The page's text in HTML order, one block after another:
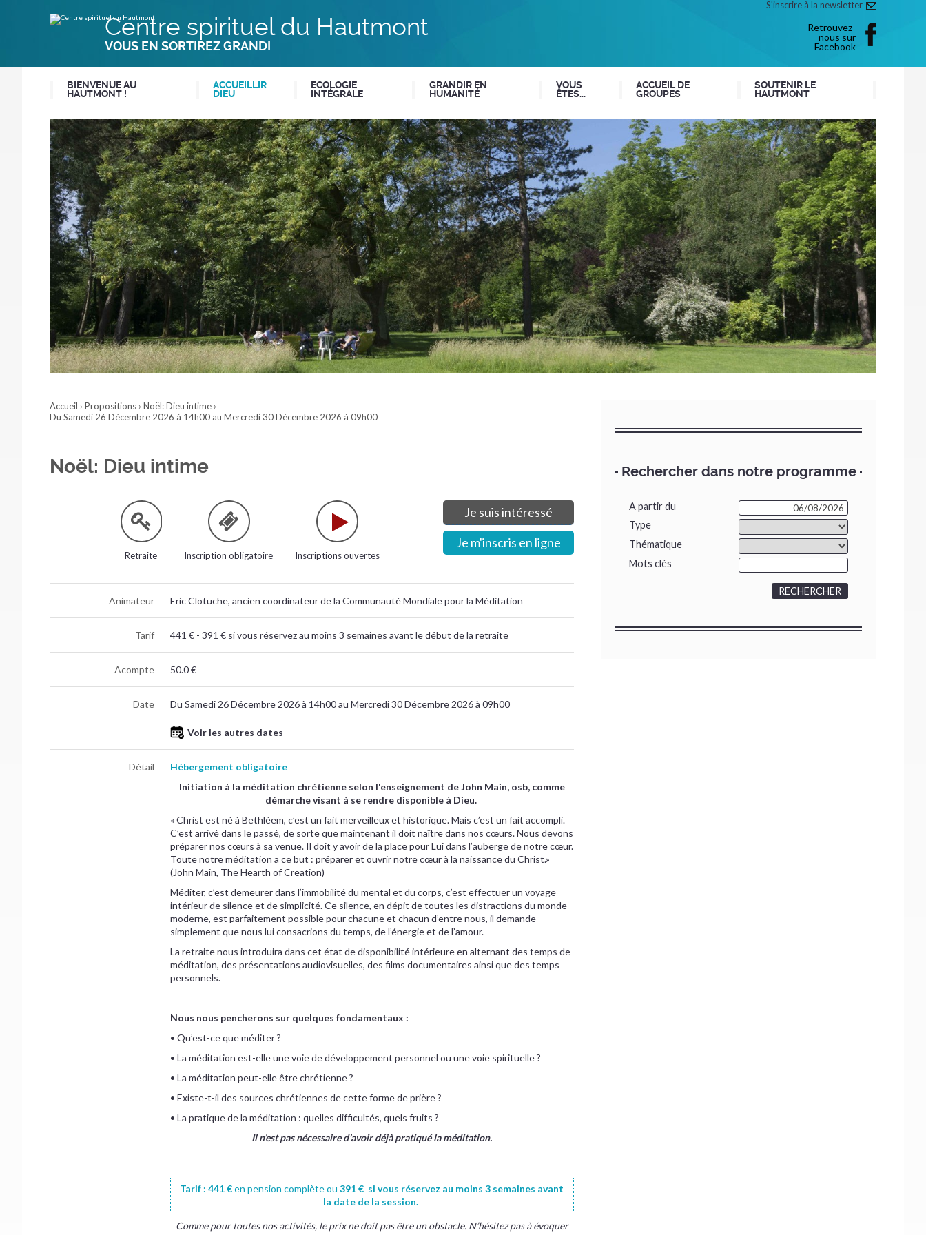
contenu.
S'inscrire à la newsletter
Retrouvez-
nous sur
Facebook
Centre spirituel du Hautmont
VOUS EN SORTIREZ GRANDI
BIENVENUE AU
HAUTMONT !
ACCUEILLIR
DIEU
ECOLOGIE
INTÉGRALE
GRANDIR EN
HUMANITÉ
VOUS
ÊTES...
ACCUEIL DE
GROUPES
SOUTENIR LE
HAUTMONT
Accueil › Propositions › Noël: Dieu intime ›
Du Samedi 26 Décembre 2026 à 14h00 au Mercredi 30 Décembre 2026 à 09h00
Rechercher dans notre programme
A partir du
Type
Thématique
Mots clés
Noël: Dieu intime
Retraite Inscription obligatoire Inscriptions ouvertes
Je suis intéressé
Je m'inscris en ligne
Animateur Eric Clotuche, ancien coordinateur de la Communauté Mondiale pour la Méditation
Tarif 441 € - 391 € si vous réservez au moins 3 semaines avant le début de la retraite
Acompte 50.0 €
Date Du Samedi 26 Décembre 2026 à 14h00 au Mercredi 30 Décembre 2026 à 09h00
Voir les autres dates
Détail
Hébergement obligatoire
Initiation à la méditation chrétienne selon l'enseignement de John Main, osb, comme
démarche visant à se rendre disponible à Dieu.
« Christ est né à Bethléem, c’est un fait merveilleux et historique. Mais c’est un fait accompli.
C’est arrivé dans le passé, de sorte que maintenant il doit naître dans nos cœurs. Nous devons
préparer nos cœurs à sa venue. Il doit y avoir de la place pour Lui dans l’auberge de notre cœur.
Toute notre méditation a ce but : préparer et ouvrir notre cœur à la naissance du Christ.»
(John Main, The Hearth of Creation)
Méditer, c’est demeurer dans l’immobilité du mental et du corps, c’est effectuer un voyage
intérieur de silence et de simplicité. Ce silence, en dépit de toutes les distractions du monde
moderne, est parfaitement possible pour chacune et chacun d’entre nous, il demande
simplement que nous lui consacrions du temps, de l’énergie et de l’amour.
La retraite nous introduira dans cet état de disponibilité intérieure en alternant des temps de
méditation, des présentations audiovisuelles, des films documentaires ainsi que des temps
personnels.
Nous nous pencherons sur quelques fondamentaux :
• Qu’est-ce que méditer ?
• La méditation est-elle une voie de développement personnel ou une voie spirituelle ?
• La méditation peut-elle être chrétienne ?
• Existe-t-il des sources chrétiennes de cette forme de prière ?
• La pratique de la méditation : quelles difficultés, quels fruits ?
Il n’est pas nécessaire d’avoir déjà pratiqué la méditation.
Tarif : 441 €en pension complète ou391 € si vous réservez au moins 3 semaines avant
la date de la session.
Comme pour toutes nos activités, le prix ne doit pas être un obstacle. N’hésitez pas à évoquer